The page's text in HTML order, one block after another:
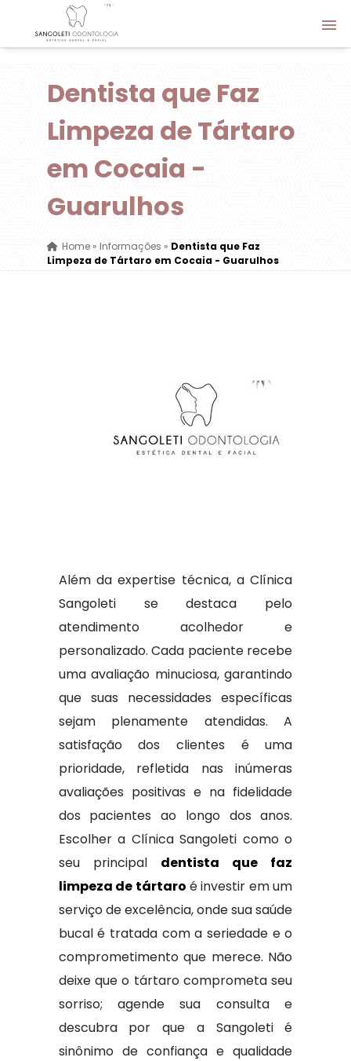
Dentista que Faz
Limpeza de Tártaro
em Cocaia -
Guarulhos
Home» Informações » Dentista que Faz
Limpeza de Tártaro em Cocaia - Guarulhos
Além da expertise técnica, a Clínica
Sangoleti se destaca pelo
atendimento acolhedor e
personalizado. Cada paciente recebe
uma avaliação minuciosa, garantindo
que suas necessidades específicas
sejam plenamente atendidas. A
satisfação dos clientes é uma
prioridade, refletida nas inúmeras
avaliações positivas e na fidelidade
dos pacientes ao longo dos anos.
Escolher a Clínica Sangoleti como o
seu principal dentista que faz
limpeza de tártaro é investir em um
serviço de excelência, onde sua saúde
bucal é tratada com a seriedade e o
comprometimento que merece. Não
deixe que o tártaro comprometa seu
sorriso; agende sua consulta e
descubra por que a Sangoleti é
sinônimo de confiança e qualidade